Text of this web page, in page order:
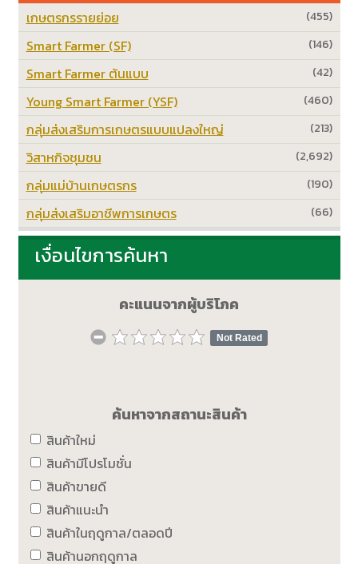
(455)
เกษตรกรรายย่อย
(146)
Smart Farmer (SF)
(42)
Smart Farmer ต้นแบบ
(460)
Young Smart Farmer (YSF)
(213)
กลุ่มส่งเสริมการเกษตรแบบแปลงใหญ่
(2,692)
วิสาหกิจชุมชน
(190)
กลุ่มแม่บ้านเกษตรกร
(66)
กลุ่มส่งเสริมอาชีพการเกษตร
เงื่อนไขการค้นหา
คะแนนจากผู้บริโภค
Not Rated
ค้นหาจากสถานะสินค้า
สินค้าใหม่
สินค้ามีโปรโมชั่น
สินค้าขายดี
สินค้าแนะนำ
สินค้าในฤดูกาล/ตลอดปี
สินค้านอกฤดูกาล